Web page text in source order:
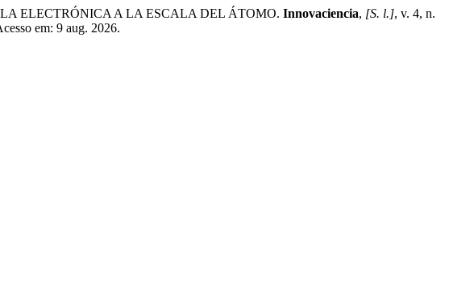
ELECTRÓNICA A LA ESCALA DEL ÁTOMO. Innovaciencia, [S. l.], v. 4, n.
em: 9 aug. 2026.